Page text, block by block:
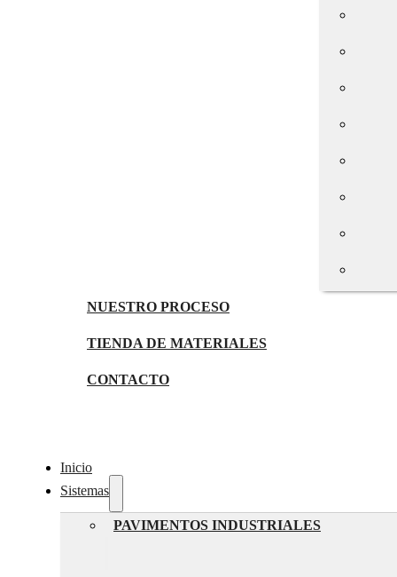
NUESTRO PROCESO
TIENDA DE MATERIALES
CONTACTO
Inicio
Sistemas
PAVIMENTOS INDUSTRIALES